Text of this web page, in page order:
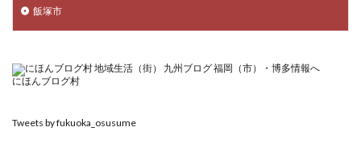
飯塚市
にほんブログ村
Tweets by fukuoka_osusume